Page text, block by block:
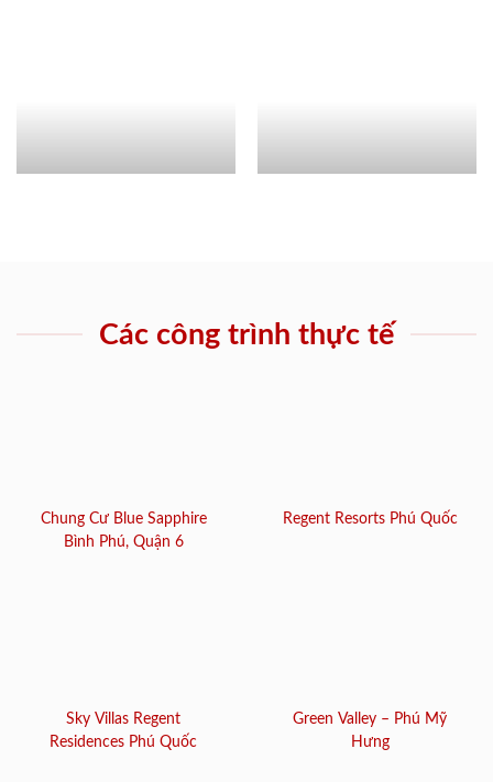
Các công trình thực tế
Chung Cư Blue Sapphire
Bình Phú, Quận 6
Regent Resorts Phú Quốc
Sky Villas Regent
Residences Phú Quốc
Green Valley – Phú Mỹ
Hưng